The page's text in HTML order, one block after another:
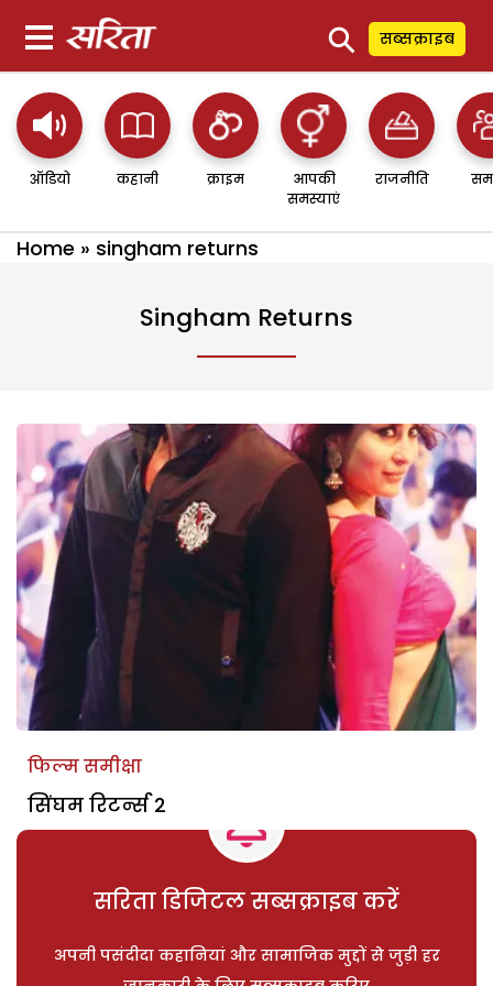
⚲ सब्सक्राइब
ऑडियो कहानी क्राइम
आपकी
समस्याएं
राजनीति
Home » singham returns
Singham Returns
फिल्म समीक्षा
सिंघम रिटर्न्स 2
सरिता डिजिटल सब्सक्राइब करें
अपनी पसंदीदा कहानियां और सामाजिक मुद्दों से जुड़ी हर